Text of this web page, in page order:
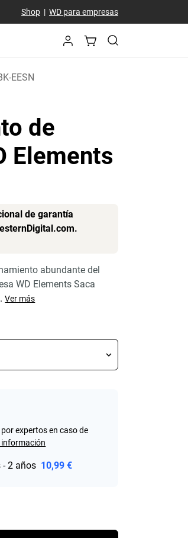
Shop| WD para empresas
EESN
de
Elements
de garantía
abundante del
WD Elements Saca
Ver más
expertos en caso de
información
- 2 años 10,99 €